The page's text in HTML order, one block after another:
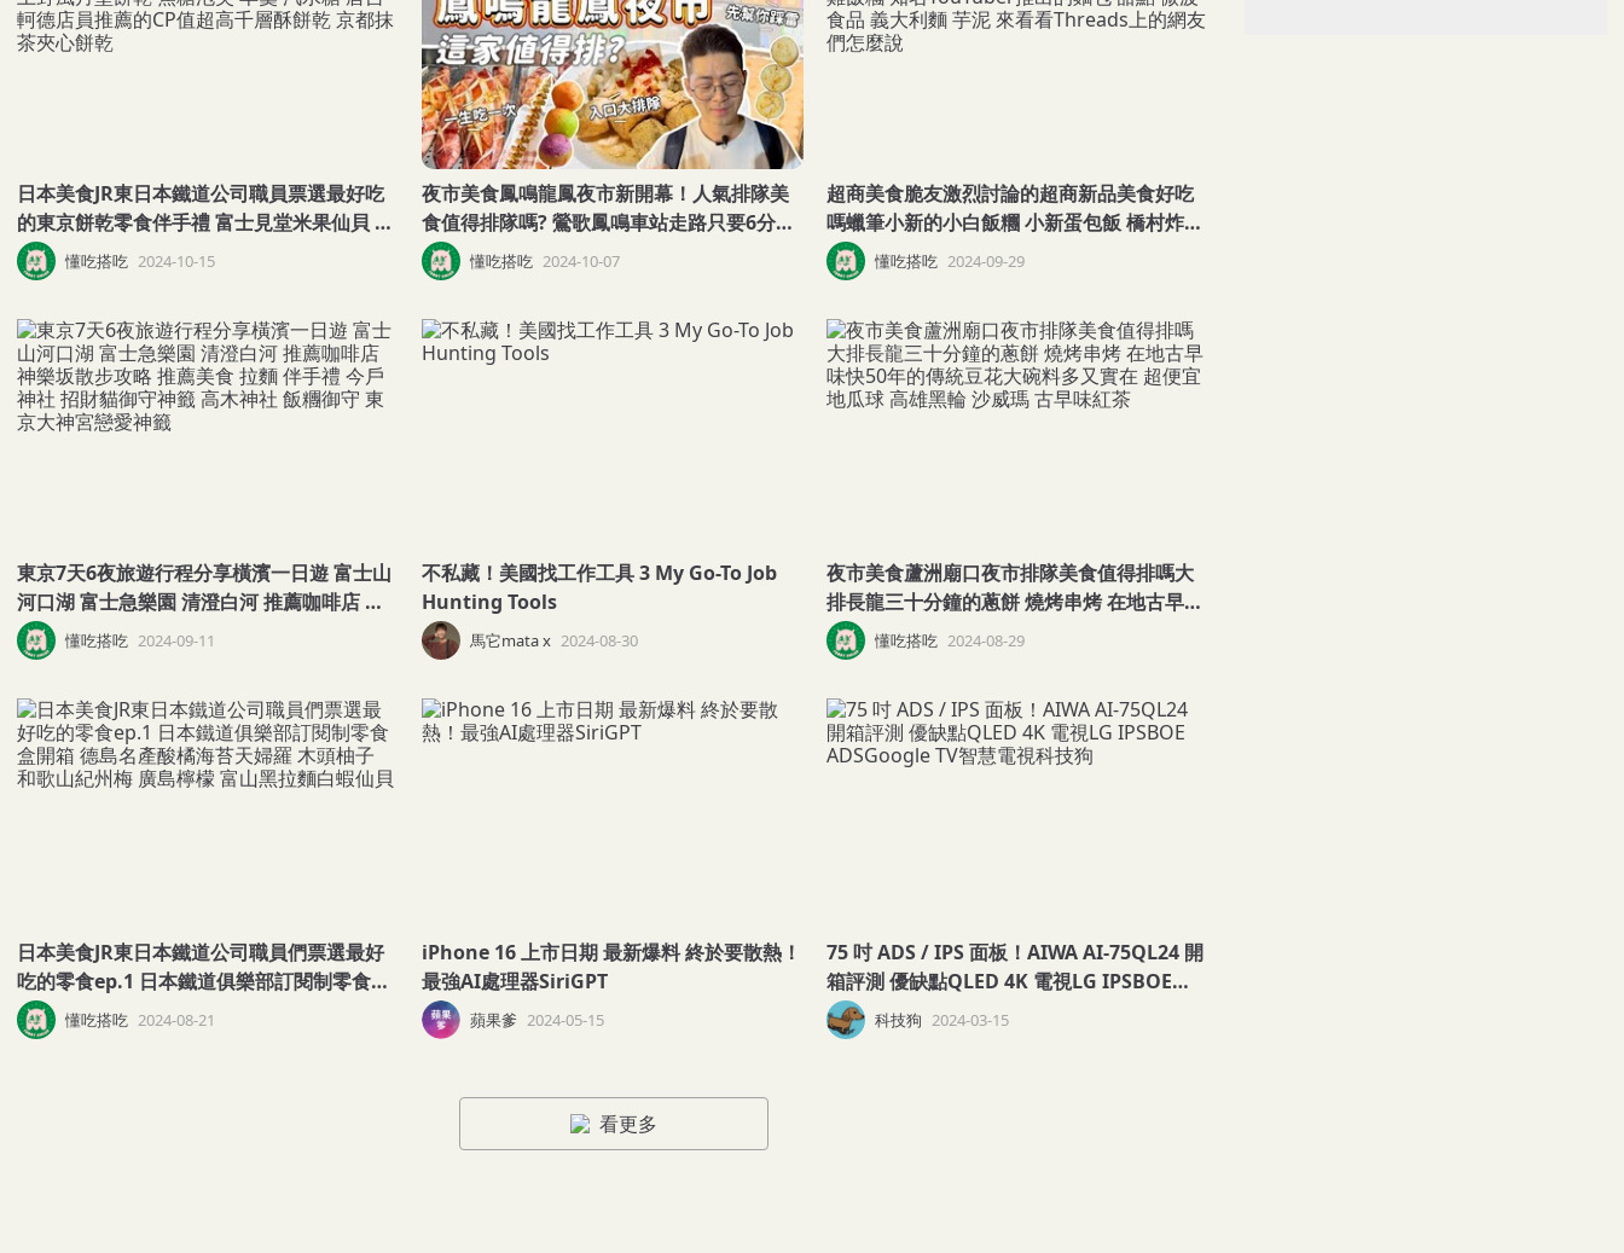
日本美食JR東日本鐵道公司職員票選最好吃
的東京餅乾零食伴手禮 富士見堂米果仙貝 上
野風月堂餅乾 焦糖泡芙 羊羹 汽水糖 唐吉軻
德店員推薦的CP值超高千層酥餅乾 京都抹茶
懂吃搭吃 2024-10-15
夜市美食鳳鳴龍鳳夜市新開幕！人氣排隊美
食值得排隊嗎? 鶯歌鳳鳴車站走路只要6分鐘
還有專屬機車停車場 臭豆腐 炸蛋蔥油餅 地
瓜球 烤魷魚 烤麵筋 干貝燒 傳統小吃 台灣美
懂吃搭吃 2024-10-07
超商美食脆友激烈討論的超商新品美食好吃
嗎蠟筆小新的小白飯糰 小新蛋包飯 橋村炸雞
飯糰 知名YouTuber推出的麵包 甜點 微波食
品 義大利麵 芋泥 來看看Threads上的網友
懂吃搭吃 2024-09-29
東京7天6夜旅遊行程分享橫濱一日遊 富士山
河口湖 富士急樂園 清澄白河 推薦咖啡店 神
樂坂散步攻略 推薦美食 拉麵 伴手禮 今戶神
社 招財貓御守神籤 高木神社 飯糰御守 東京
懂吃搭吃 2024-09-11
不私藏！美國找工作工具 3 My Go-To Job
Hunting Tools
馬它mata x 2024-08-30
夜市美食蘆洲廟口夜市排隊美食值得排嗎大
排長龍三十分鐘的蔥餅 燒烤串烤 在地古早味
快50年的傳統豆花大碗料多又實在 超便宜地
瓜球 高雄黑輪 沙威瑪 古早味紅茶
懂吃搭吃 2024-08-29
日本美食JR東日本鐵道公司職員們票選最好
吃的零食ep.1 日本鐵道俱樂部訂閱制零食盒
開箱 德島名產酸橘海苔天婦羅 木頭柚子 和
歌山紀州梅 廣島檸檬 富山黑拉麵白蝦仙貝
懂吃搭吃 2024-08-21
iPhone 16 上市日期 最新爆料 終於要散熱！
最強AI處理器SiriGPT
蘋果爹 2024-05-15
75 吋 ADS / IPS 面板！AIWA AI-75QL24 開
箱評測 優缺點QLED 4K 電視LG IPSBOE
ADSGoogle TV智慧電視科技狗
科技狗 2024-03-15
看更多